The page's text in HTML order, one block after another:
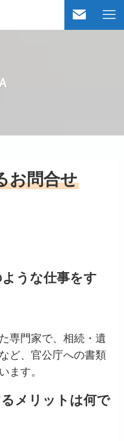
お問合せ
うな仕事をす
専門家で、相続・遺
ど、官公庁への書類
ます。
メリットは何で